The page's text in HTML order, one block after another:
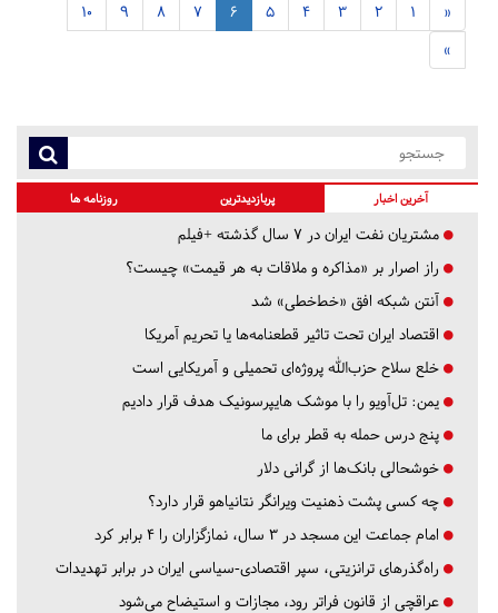
«
1
2
3
4
5
6
7
8
9
10
»
آخرین اخبار پربازدیدترین روزنامه ها
مشتریان نفت ایران در ۷ سال گذشته +فیلم
راز اصرار بر «مذاکره و ملاقات به هر قیمت» چیست؟
آنتن شبکه افق «خط‌خطی» شد
اقتصاد ایران تحت تاثیر قطعنامه‌ها یا تحریم‌ آمریکا
خلع سلاح حزب‌الله پروژه‌ای تحمیلی و آمریکایی است
یمن: تل‌آویو را با موشک هایپرسونیک هدف قرار دادیم
پنج درس‌ حمله به قطر برای ما
خوشحالی بانک‌ها از گرانی دلار
چه کسی پشت ذهنیت ویرانگر نتانیاهو قرار دارد؟
امام جماعت این مسجد در ۳ سال، نمازگزاران را ۴ برابر کرد
راه‌گذرهای ترانزیتی، سپر اقتصادی-سیاسی ایران در برابر تهدیدات
عراقچی از قانون فراتر رود، مجازات و استیضاح می‌شود